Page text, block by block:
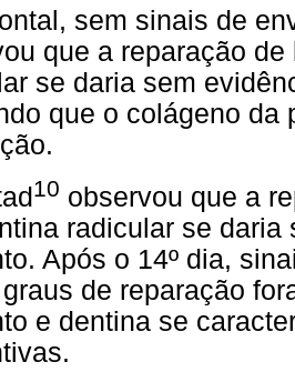
sem sinais de
que a reparação
se daria sem
que o colágeno da
10 observou que a
radicular se
Após o 14º dia,
de reparação
e dentina se